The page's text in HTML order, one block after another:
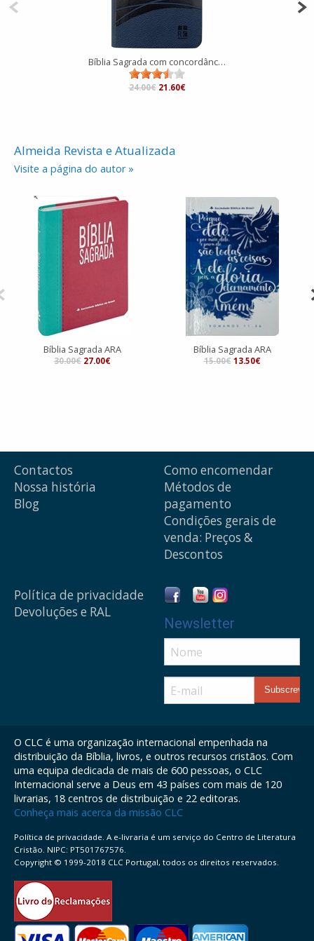
Bíblia Sagrada com concordância, letra maior e referências cruzadas
24.00€ 21.60€
Almeida Revista e Atualizada
Visite a página do autor »
Bíblia Sagrada ARA
30.00€ 27.00€
Bíblia Sagrada ARA
15.00€ 13.50€
Contactos
Nossa história
Blog
Como encomendar
Métodos de
pagamento
Condições gerais de
venda: Preços &
Descontos
Política de privacidade
Devoluções e RAL
Newsletter
O CLC é uma organização internacional empenhada na
distribuição da Bíblia, livros, e outros recursos cristãos. Com
uma equipa dedicada de mais de 600 pessoas, o CLC
Internacional serve a Deus em 43 países com mais de 120
livrarias, 18 centros de distribuição e 22 editoras.
Conheça mais acerca da missão CLC
Política de privacidade. A e-livraria é um serviço do Centro de Literatura
Cristão. NIPC: PT501767576.
Copyright © 1999-2018 CLC Portugal, todos os direitos reservados.